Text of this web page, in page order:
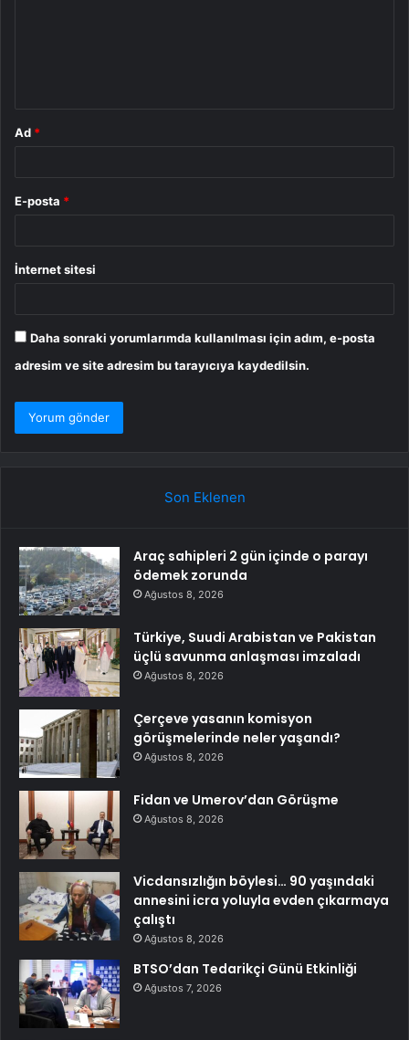
Ad *
E-posta *
İnternet sitesi
Daha sonraki yorumlarımda kullanılması için adım, e-posta
adresim ve site adresim bu tarayıcıya kaydedilsin.
Son Eklenen
Araç sahipleri 2 gün içinde o parayı
ödemek zorunda
Ağustos 8, 2026
Türkiye, Suudi Arabistan ve Pakistan
üçlü savunma anlaşması imzaladı
Ağustos 8, 2026
Çerçeve yasanın komisyon
görüşmelerinde neler yaşandı?
Ağustos 8, 2026
Fidan ve Umerov’dan Görüşme
Ağustos 8, 2026
Vicdansızlığın böylesi… 90 yaşındaki
annesini icra yoluyla evden çıkarmaya
çalıştı
Ağustos 8, 2026
BTSO’dan Tedarikçi Günü Etkinliği
Ağustos 7, 2026